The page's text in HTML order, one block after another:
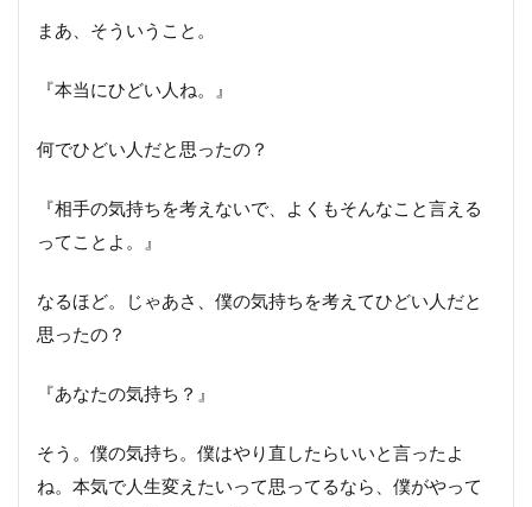
まあ、そういうこと。
『本当にひどい人ね。』
何でひどい人だと思ったの？
『相手の気持ちを考えないで、よくもそんなこと言える
ってことよ。』
なるほど。じゃあさ、僕の気持ちを考えてひどい人だと
思ったの？
『あなたの気持ち？』
そう。僕の気持ち。僕はやり直したらいいと言ったよ
ね。本気で人生変えたいって思ってるなら、僕がやって